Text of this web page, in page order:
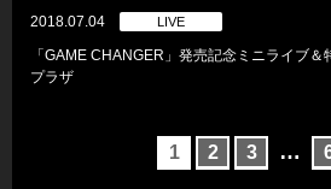
2018.07.04 LIVE
「GAME CHANGER」発売記念ミニライブ
プラザ
1 2 3 …